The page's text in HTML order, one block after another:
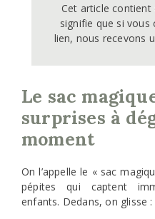
Cet article contient
signifie que si
lien, nous recevons
Le sac
surprises à
moment
On l’appelle le « sac
pépites qui captent
enfants. Dedans, on glisse :